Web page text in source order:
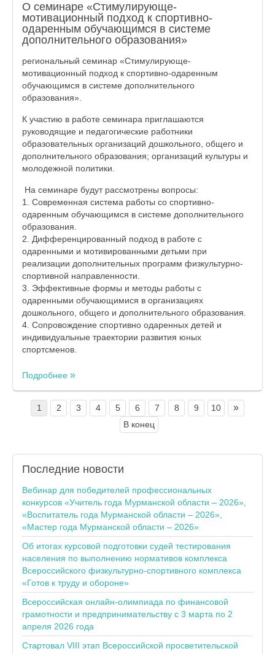
О семинаре «Стимулирующе-
мотивационный подход к спортивно-
одаренным обучающимся в системе
дополнительного образования»
региональный семинар «Стимулирующе-
мотивационный подход к спортивно-одаренным
обучающимся в системе дополнительного
образования».
К участию в работе семинара приглашаются
руководящие и педагогические работники
образовательных организаций дошкольного, общего и
дополнительного образования; организаций культуры и
молодежной политики.
На семинаре будут рассмотрены вопросы:
1. Современная система работы со спортивно-
одаренным обучающимся в системе дополнительного
образования.
2. Дифференцированный подход в работе с
одаренными и мотивированными детьми при
реализации дополнительных программ физкультурно-
спортивной направленности.
3. Эффективные формы и методы работы с
одаренными обучающимися в организациях
дошкольного, общего и дополнительного образования.
4. Сопровождение спортивно одаренных детей и
индивидуальные траектории развития юных
спортсменов.
Подробнее
1 2 3 4 5 6 7 8 9 10 »
В конец
Последние новости
Вебинар для победителей профессиональных
конкурсов «Учитель года Мурманской области – 2026»,
«Воспитатель года Мурманской области – 2026»,
«Мастер года Мурманской области – 2026»
Об итогах курсовой подготовки судей тестирования
населения по выполнению нормативов комплекса
Всероссийского физкультурно-спортивного комплекса
«Готов к труду и обороне»
Всероссийская онлайн-олимпиада по финансовой
грамотности и предпринимательству с 3 марта по 2
апреля 2026 года
Стартовал VIII этап Всероссийской просветительской